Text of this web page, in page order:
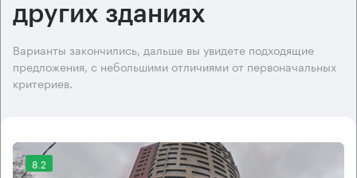
других зданиях
Варианты закончились, дальше вы увидете подходящие
предложения, с небольшими отличиями от первоначальных
критериев.
8.2